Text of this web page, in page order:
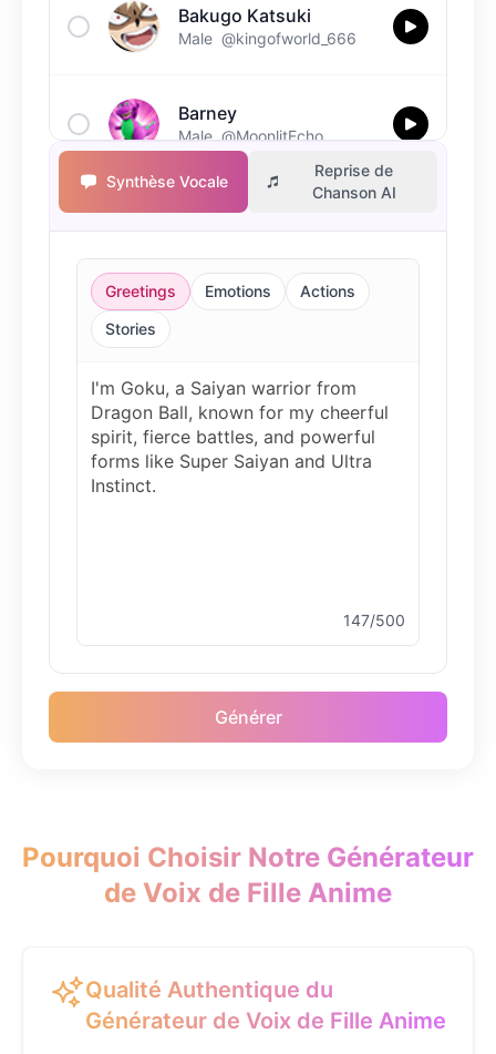
Bakugo Katsuki
Male @kingofworld_666
Barney
Male @MoonlitEcho
Bluey
Female @EchoVale
BMO
Bonzi Buddy
Male @PeachyCloud
Caillou
@ByteFlow
Cyn
Daddy Pig
Male @QuantumRune
Synthèse Vocale
Reprise de
Chanson AI
Greetings Emotions
Actions
Stories
147/500
Générer
Pourquoi Choisir Notre Générateur
de Voix de Fille Anime
Qualité Authentique du
Générateur de Voix de Fille Anime